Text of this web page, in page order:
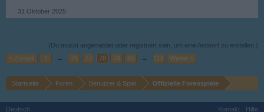
31 Oktober 2025
(Du musst angemeldet oder registriert sein, um eine Antwort zu erstellen.)
< Zurück
1 ← 76 77 78 79 80 → 116 Weiter >
Startseite Foren Benutzer & Spiel Offizielle Forenspiele
Deutsch Kontakt Hilfe